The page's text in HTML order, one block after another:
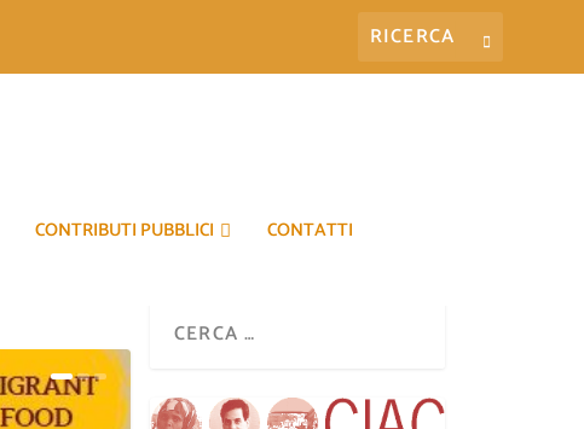
CONTRIBUTI PUBBLICI CONTATTI